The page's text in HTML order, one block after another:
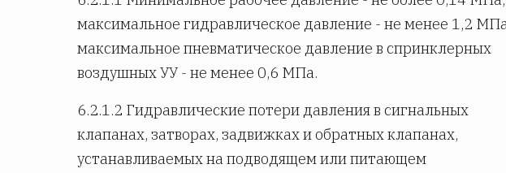
максимальное гидравлическое давление - не менее 1,2
максимальное пневматическое давление в спринклерных
воздушных УУ - не менее 0,6 МПа.
6.2.1.2 Гидравлические потери давления в сигнальных
клапанах, затворах, задвижках и обратных клапанах,
устанавливаемых на подводящем или питающем